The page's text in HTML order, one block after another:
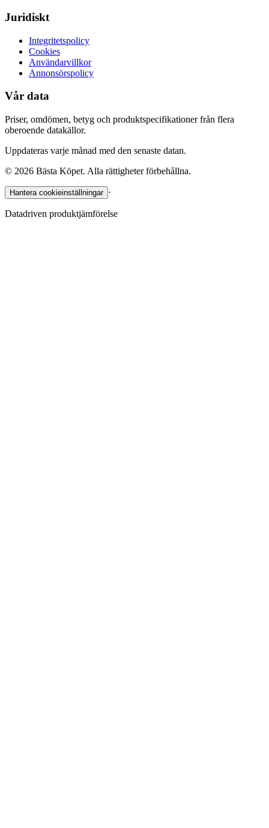
Juridiskt
Integritetspolicy
Cookies
Användarvillkor
Annonsörspolicy
Vår data
Priser, omdömen, betyg och produktspecifikationer från flera
oberoende datakällor.
Uppdateras varje månad med den senaste datan.
© 2026 Bästa Köpet. Alla rättigheter förbehållna.
Hantera cookieinställningar ·
Datadriven produktjämförelse